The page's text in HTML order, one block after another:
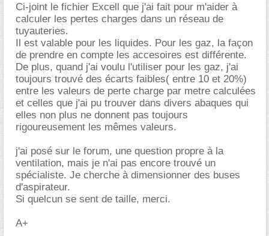
Ci-joint le fichier Excell que j'ai fait pour m'aider à
calculer les pertes charges dans un réseau de
tuyauteries.
Il est valable pour les liquides. Pour les gaz, la façon
de prendre en compte les accesoires est différente.
De plus, quand j'ai voulu l'utiliser pour les gaz, j'ai
toujours trouvé des écarts faibles( entre 10 et 20%)
entre les valeurs de perte charge par metre calculées
et celles que j'ai pu trouver dans divers abaques qui
elles non plus ne donnent pas toujours
rigoureusement les mêmes valeurs.
j'ai posé sur le forum, une question propre à la
ventilation, mais je n'ai pas encore trouvé un
spécialiste. Je cherche à dimensionner des buses
d'aspirateur.
Si quelcun se sent de taille, merci.
A+